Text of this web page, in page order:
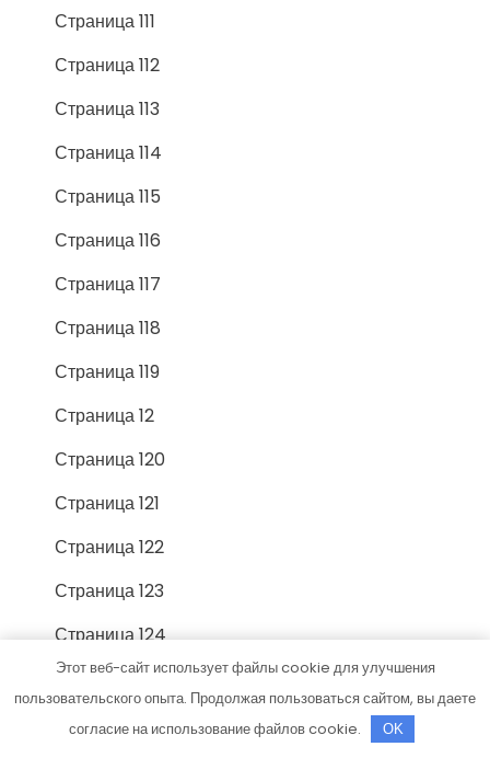
Страница 111
Страница 112
Страница 113
Страница 114
Страница 115
Страница 116
Страница 117
Страница 118
Страница 119
Страница 12
Страница 120
Страница 121
Страница 122
Страница 123
Страница 124
Страница 125
Страница 126
Этот веб-сайт использует файлы cookie для улучшения
пользовательского опыта. Продолжая пользоваться сайтом, вы даете
согласие на использование файлов cookie.
OK